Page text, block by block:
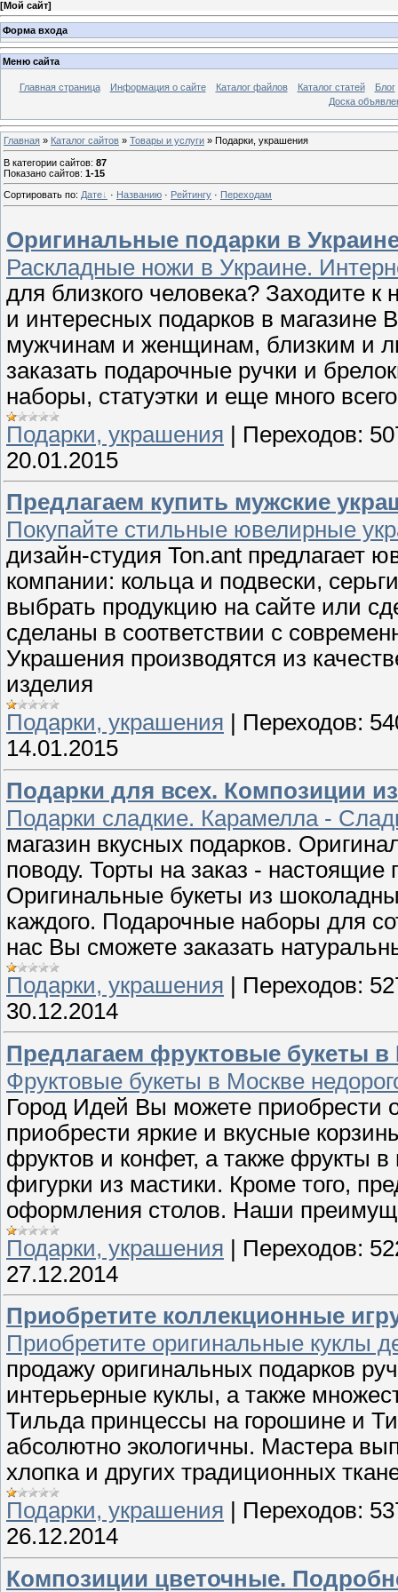
[Мой сайт]
Форма входа
Меню сайта
Главная страница Информация о сайте Каталог файлов Каталог статей
Блог
Доска
Главная » Каталог сайтов » Товары и услуги » Подарки, украшения
В категории сайтов: 87
Показано сайтов: 1-15
Сортировать по: Дате · Названию · Рейтингу · Переходам
Оригинальные подарки в
Раскладные ножи в Украине.
для близкого человека? Заходите
и интересных подарков в магазине
мужчинам и женщинам, близким и
заказать подарочные ручки и
наборы, статуэтки и еще много
Подарки, украшения | Переходов:
20.01.2015
Предлагаем купить мужские
Покупайте стильные ювелирные
дизайн-студия Ton.ant предлагает
компании: кольца и подвески,
выбрать продукцию на сайте или
сделаны в соответствии с
Украшения производятся из
изделия
Подарки, украшения
Переходов:
14.01.2015
Подарки для всех. Композиции
Подарки сладкие. Карамелла -
магазин вкусных подарков.
поводу. Торты на заказ - настоящие
Оригинальные букеты из
каждого. Подарочные наборы для
нас Вы сможете заказать
Подарки, украшения
Переходов:
30.12.2014
Предлагаем фруктовые букеты в
Фруктовые букеты в Москве
Город Идей Вы можете приобрести
приобрести яркие и вкусные
фруктов и конфет, а также фрукты в
фигурки из мастики. Кроме того,
оформления столов. Наши
Подарки, украшения | Переходов:
27.12.2014
Приобретите коллекционные
Приобретите оригинальные куклы
продажу оригинальных подарков
интерьерные куклы, а также
Тильда принцессы на горошине и
абсолютно экологичны. Мастера
хлопка и других традиционных
Подарки, украшения
Переходов:
26.12.2014
Композиции цветочные.